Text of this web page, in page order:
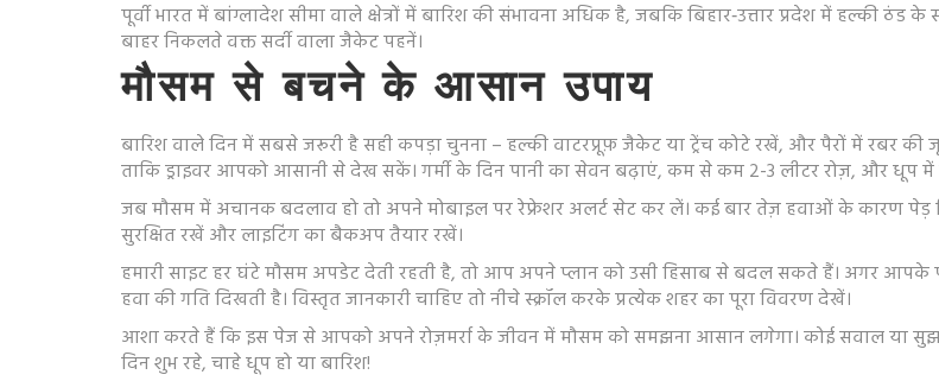
पूर्वी भारत में बांग्लादेश सीमा वाले क्षेत्रों में बारिश की संभावना अधिक है, जबकि बिहार‑उत्तार प्रदेश में हल्की
बाहर निकलते वक्त सर्दी वाला जैकेट पहनें।
मौसम से बचने के आसान उपाय
बारिश वाले दिन में सबसे जरूरी है सही कपड़ा चुनना – हल्की वाटरप्रूफ़ जैकेट या ट्रेंच कोटे रखें, और पैरों में रबर की
ताकि ड्राइवर आपको आसानी से देख सकें। गर्मी के दिन पानी का सेवन बढ़ाएं, कम से कम 2-3 लीटर रोज़, और धूप
जब मौसम में अचानक बदलाव हो तो अपने मोबाइल पर रेफ्रेशर अलर्ट सेट कर लें। कई बार तेज़ हवाओं के कारण
सुरक्षित रखें और लाइटिंग का बैकअप तैयार रखें।
हमारी साइट हर घंटे मौसम अपडेट देती रहती है, तो आप अपने प्लान को उसी हिसाब से बदल सकते हैं। अगर आपके
हवा की गति दिखती है। विस्तृत जानकारी चाहिए तो नीचे स्क्रॉल करके प्रत्येक शहर का पूरा विवरण देखें।
आशा करते हैं कि इस पेज से आपको अपने रोज़मर्रा के जीवन में मौसम को समझना आसान लगेगा। कोई सवाल या
दिन शुभ रहे, चाहे धूप हो या बारिश!